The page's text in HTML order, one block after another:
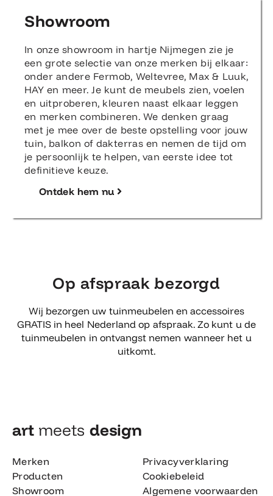
Showroom
In onze showroom in hartje Nijmegen zie je
een grote selectie van onze merken bij elkaar:
onder andere Fermob, Weltevree, Max & Luuk,
HAY en meer. Je kunt de meubels zien, voelen
en uitproberen, kleuren naast elkaar leggen
en merken combineren. We denken graag
met je mee over de beste opstelling voor jouw
tuin, balkon of dakterras en nemen de tijd om
je persoonlijk te helpen, van eerste idee tot
definitieve keuze.
Ontdek hem nu
Op afspraak bezorgd
Wij bezorgen uw tuinmeubelen en accessoires
GRATIS in heel Nederland op afspraak. Zo kunt u de
tuinmeubelen in ontvangst nemen wanneer het u
uitkomt.
art meets design​
Merken
Producten
Showroom
Privacyverklaring
Cookiebeleid
Algemene voorwaarden